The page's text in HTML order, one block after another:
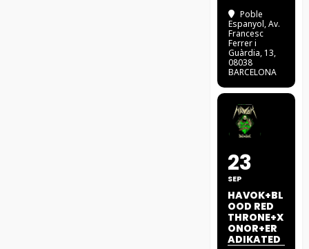
Poble
Espanyol, Av.
Francesc
Ferrer i
Guàrdia, 13,
08038
BARCELONA
23
SEP
HAVOK+BL
OOD RED
THRONE+X
ONOR+ER
ADIKATED